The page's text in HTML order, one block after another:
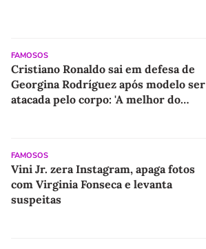
FAMOSOS
Cristiano Ronaldo sai em defesa de
Georgina Rodríguez após modelo ser
atacada pelo corpo: 'A melhor do
FAMOSOS
Vini Jr. zera Instagram, apaga fotos
com Virginia Fonseca e levanta
suspeitas